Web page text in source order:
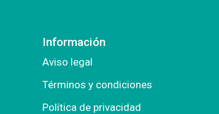
Información
Aviso legal
Términos y condiciones
Política de privacidad